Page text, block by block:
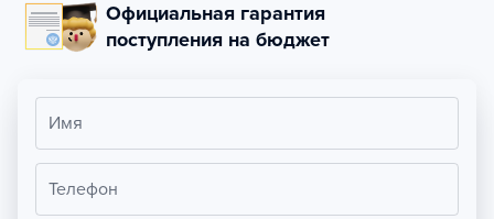
Официальная гарантия
поступления на бюджет
Имя
Телефон